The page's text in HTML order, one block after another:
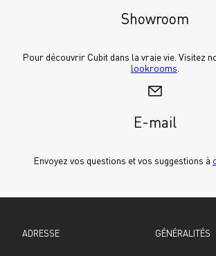
Showroom
Pour découvrir Cubit dans la vraie vie. Visitez
lookrooms
E-mail
Envoyez vos questions et vos suggestions à
ADRESSE GÉNÉRALITÉS